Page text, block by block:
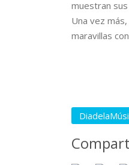
muestran
Una vez
maravillas